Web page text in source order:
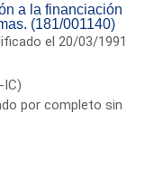
a la financiación
(181/001140)
el 20/03/1991
IC)
por completo sin